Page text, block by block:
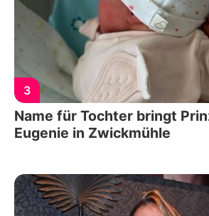
3
Name für Tochter bringt
Eugenie in Zwickmühle